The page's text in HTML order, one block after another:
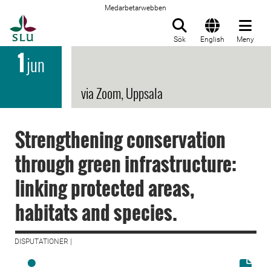
Medarbetarwebben
Sök English Meny
1jun
via Zoom, Uppsala
Strengthening conservation
through green infrastructure:
linking protected areas,
habitats and species.
DISPUTATIONER |